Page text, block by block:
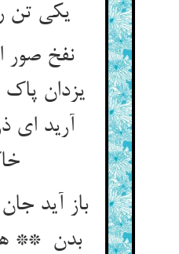
نفخ صور
یزدان
آرید ای
خاک
باز آید
بدن **